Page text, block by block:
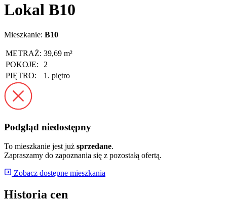
Lokal B10
Mieszkanie: B10
METRAŻ: 39,69 m²
POKOJE:
2
PIĘTRO:
1. piętro
Podgląd niedostępny
To mieszkanie jest już sprzedane.
Zapraszamy do zapoznania się z pozostałą ofertą.
Zobacz dostępne mieszkania
Historia cen